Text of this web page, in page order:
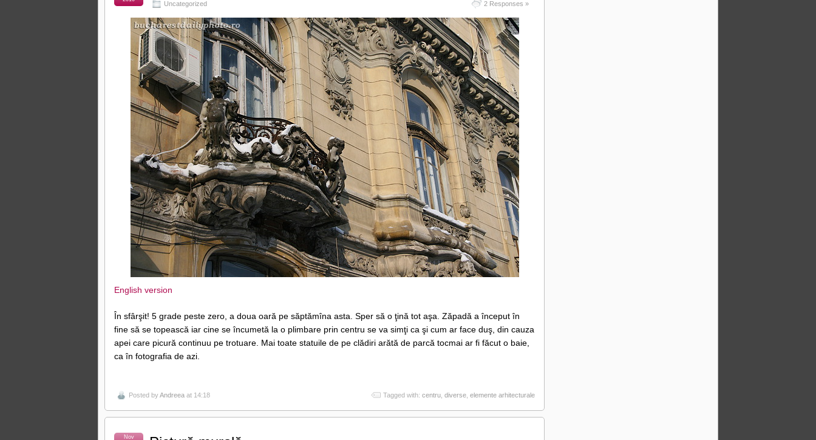
Uncategorized 2 Responses »
English version
În sfârşit! 5 grade peste zero, a doua oară pe săptămîna asta. Sper să o ţină tot aşa. Zăpadă a început în
fine să se topească iar cine se încumetă la o plimbare prin centru se va simţi ca şi cum ar face duş, din cauza
apei care picură continuu pe trotuare. Mai toate statuile de pe clădiri arătă de parcă tocmai ar fi făcut o baie,
ca în fotografia de azi.
Posted byAndreea at 14:18 Tagged with: centru diverse elemente arhitecturale
Nov